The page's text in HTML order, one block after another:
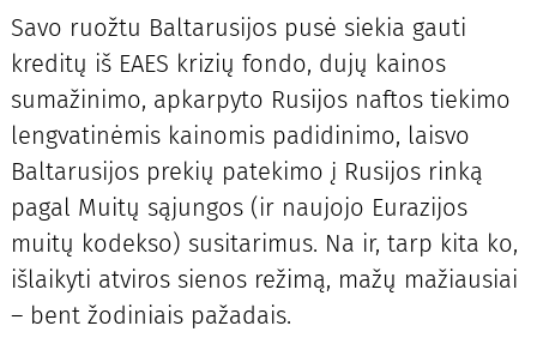
Savo ruožtu Baltarusijos pusė siekia gauti
kreditų iš EAES krizių fondo, dujų kainos
sumažinimo, apkarpyto Rusijos naftos tiekimo
lengvatinėmis kainomis padidinimo, laisvo
Baltarusijos prekių patekimo į Rusijos rinką
pagal Muitų sąjungos (ir naujojo Eurazijos
muitų kodekso) susitarimus. Na ir, tarp kita ko,
išlaikyti atviros sienos režimą, mažų mažiausiai
– bent žodiniais pažadais.